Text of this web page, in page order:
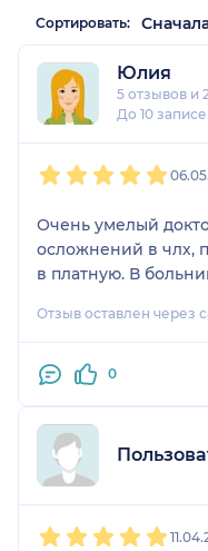
Сортировать:
Юлия
5 отзывов и
До 10
Очень умелый
осложнений в члх,
в платную. В
Отзыв оставлен через
0